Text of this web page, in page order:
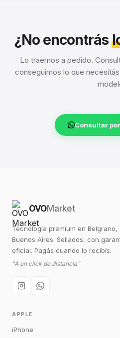
¿No encontrás
Lo traemos a pedido.
conseguimos lo que
Consultar
OVOMarket
Tecnología premium en Belgrano,
Buenos Aires. Sellados, con
oficial. Pagás cuando lo recibís.
"A un click de distancia"
APPLE
iPhone